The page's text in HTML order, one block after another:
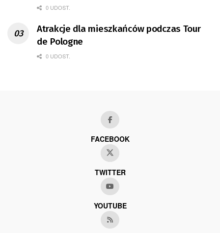
0 UDOST.
Atrakcje dla mieszkańców podczas Tour
de Pologne
0 UDOST.
FACEBOOK
TWITTER
YOUTUBE